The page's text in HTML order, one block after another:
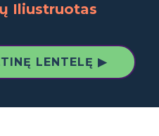
Iliustruotas
LENTELĘ ▶